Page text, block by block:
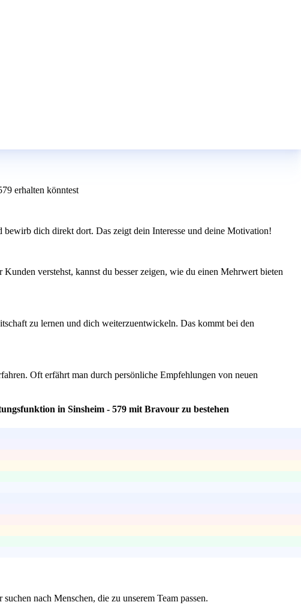
erhalten könntest
dich direkt dort. Das zeigt dein Interesse und deine Motivation!
verstehst, kannst du besser zeigen, wie du einen Mehrwert bieten
zu lernen und dich weiterzuentwickeln. Das kommt bei den
Oft erfährt man durch persönliche Empfehlungen von neuen
in Sinsheim - 579 mit Bravour zu bestehen
nach Menschen, die zu unserem Team passen.